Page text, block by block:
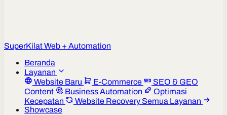
SuperKilatWeb + Automation
Beranda
Layanan
Website Baru
E-Commerce
SEO & GEO
Content
Business Automation
Optimasi
Kecepatan
Website Recovery Semua Layanan
Showcase